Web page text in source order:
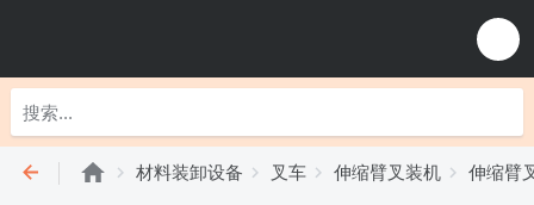
材料装卸设备 叉车 伸缩臂叉装机 伸缩臂